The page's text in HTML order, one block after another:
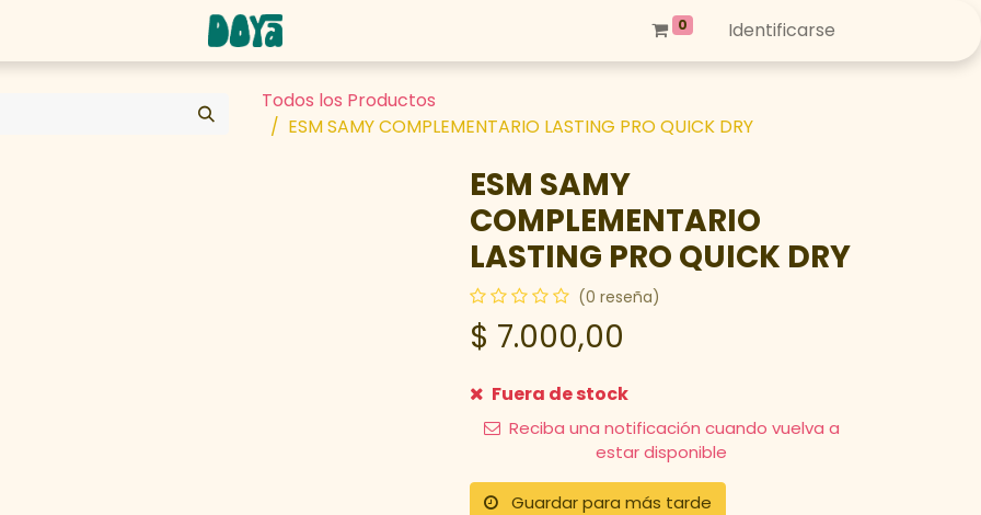
0 Identificarse
Todos los Productos
ESM SAMY COMPLEMENTARIO LASTING PRO QUICK DRY
ESM SAMY
COMPLEMENTARIO
LASTING PRO QUICK DRY
(0 reseña)
$ 7.000,00
Fuera de stock
Reciba una notificación cuando vuelva a
estar disponible
Guardar para más tarde